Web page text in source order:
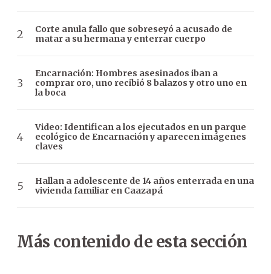
Corte anula fallo que sobreseyó a acusado de
matar a su hermana y enterrar cuerpo
Encarnación: Hombres asesinados iban a
comprar oro, uno recibió 8 balazos y otro uno en
la boca
Video: Identifican a los ejecutados en un parque
ecológico de Encarnación y aparecen imágenes
claves
Hallan a adolescente de 14 años enterrada en una
vivienda familiar en Caazapá
Más contenido de esta sección